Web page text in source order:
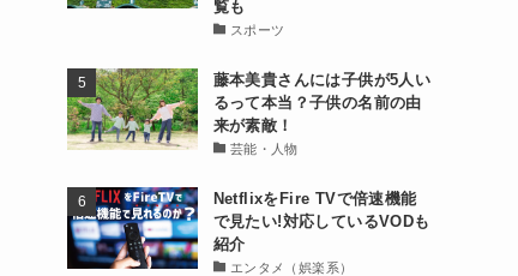
覧も
スポーツ
藤本美貴さんには子供が5人い
るって本当？子供の名前の由
来が素敵！
芸能・人物
NetflixをFire TVで倍速機能
で見たい!対応しているVODも
紹介
エンタメ（娯楽系）